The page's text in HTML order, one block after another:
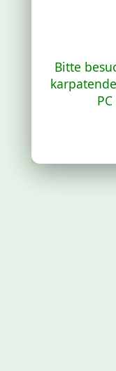
Bitte